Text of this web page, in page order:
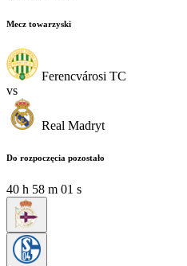
Mecz towarzyski
Ferencvárosi TC
vs
Real Madryt
Do rozpoczęcia pozostało
40 h 58 m 00 s